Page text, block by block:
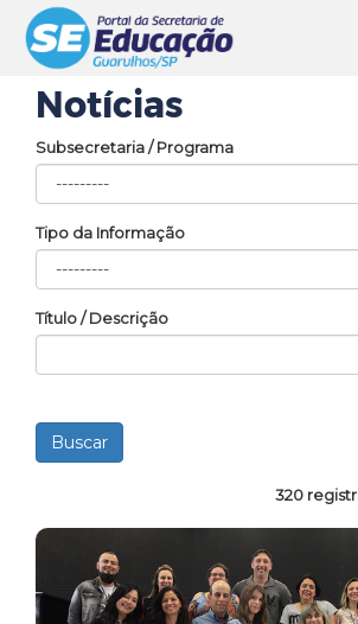
Notícias
Subsecretaria / Programa
Tipo da Informação
Título / Descrição
320